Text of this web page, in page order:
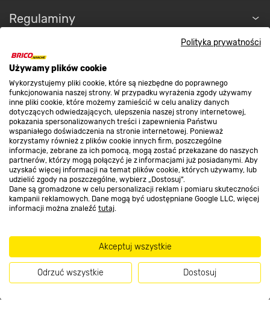
Polityka prywatności
Używamy plików cookie
Wykorzystujemy pliki cookie, które są niezbędne do poprawnego
funkcjonowania naszej strony. W przypadku wyrażenia zgody używamy
inne pliki cookie, które możemy zamieścić w celu analizy danych
dotyczących odwiedzających, ulepszenia naszej strony internetowej,
pokazania spersonalizowanych treści i zapewnienia Państwu
wspaniałego doświadczenia na stronie internetowej. Ponieważ
korzystamy również z plików cookie innych firm, poszczególne
informacje, zebrane za ich pomocą, mogą zostać przekazane do naszych
partnerów, którzy mogą połączyć je z informacjami już posiadanymi. Aby
uzyskać więcej informacji na temat plików cookie, których używamy, lub
udzielić zgody na poszczególne, wybierz „Dostosuj”.
Dane są gromadzone w celu personalizacji reklam i pomiaru skuteczności
kampanii reklamowych. Dane mogą być udostępniane Google LLC, więcej
informacji można znaleźć tutaj.
Akceptuj wszystkie
Odrzuć wszystkie Dostosuj
Regulaminy
Promocje
Nasze sklepy
O nas
Kontakt do sklepu
Strefa biznesu
Dołącz do nas